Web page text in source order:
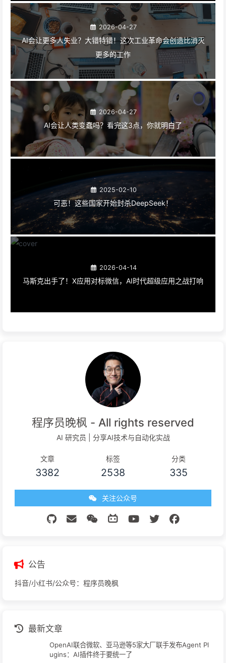
2026-04-27
AI会让更多人失业？大错特错！这次工业革命会创造比消灭
更多的工作
2026-04-27
AI会让人类变蠢吗？看完这3点，你就明白了
2025-02-10
可恶！这些国家开始封杀DeepSeek！
2026-04-14
马斯克出手了！X应用对标微信，AI时代超级应用之战打响
程序员晚枫 - All rights reserved
AI 研究员 | 分享AI技术与自动化实战
文章
3382
标签
2538
分类
335
关注公众号
公告
抖音/小红书/公众号：程序员晚枫
最新文章
OpenAI联合微软、亚马逊等5家大厂联手发布Agent Pl
ugins：AI插件终于要统一了